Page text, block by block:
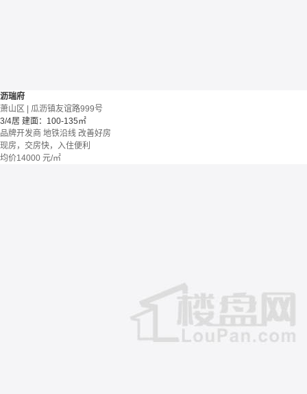
沥瑞府
萧山区 | 瓜沥镇友谊路999号
3/4居 建面：100-135㎡
品牌开发商 地铁沿线 改善好房
现房，交房快，入住便利
均价14000 元/㎡